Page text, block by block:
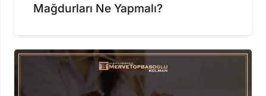
Mağdurları Ne Yapmalı?